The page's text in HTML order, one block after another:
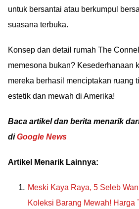
untuk bersantai atau berkumpul
suasana terbuka.
Konsep dan detail rumah The
memesona bukan? Kesederhanaan
mereka berhasil menciptakan ruang
estetik dan mewah di Amerika!
Baca artikel dan berita menarik
diGoogle News
Artikel Menarik Lainnya:
Meski Kaya Raya, 5 Seleb
Koleksi Barang Mewah! Harga